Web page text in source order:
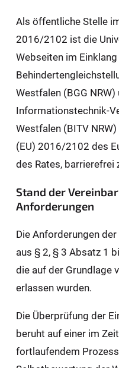
Als öffentliche Stelle
2016/2102 ist die
Webseiten im
Westfalen (BGG
Informationstechnik-
Westfalen (BITV
(EU) 2016/2102 des
des Rates, barrierefrei
Stand der
Anforderungen
Die Anforderungen
aus § 2, § 3 Absatz 1
die auf der Grundlage
erlassen wurden.
Die Überprüfung der
beruht auf einer im
fortlaufendem